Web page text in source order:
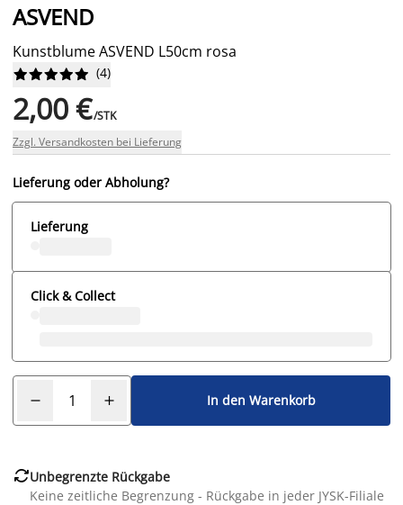
ASVEND
Kunstblume ASVEND L50cm rosa





 (4)
2,00 €/STK
Zzgl. Versandkosten bei Lieferung
Lieferung oder Abholung?
Lieferung
Click & Collect
In den Warenkorb
Unbegrenzte Rückgabe
Keine zeitliche Begrenzung - Rückgabe in jeder JYSK-Filiale